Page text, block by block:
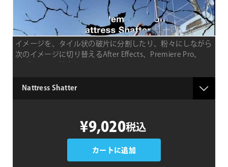
イメージを、タイル状の破片に分割したり、粉々にしながら
次のイメージに切り替えるAfter Effects、Premiere Pro、
product
¥9,020税込
カートに追加